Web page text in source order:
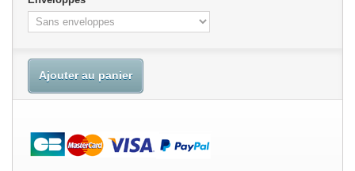
Ajouter au panier